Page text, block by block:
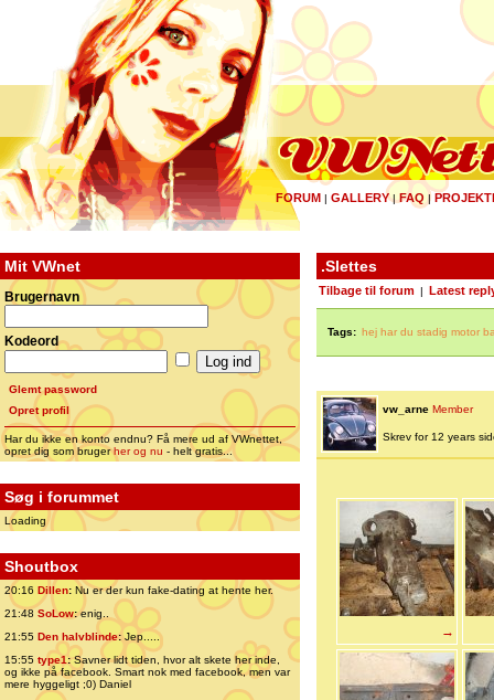
FORUM | GALLERY|FAQ |
Mit VWnet
Brugernavn
Kodeord
Glemt password
Opret profil
Har du ikke en konto endnu? Få mere ud af VWnettet,
opret dig som brugerher og nu - helt gratis...
Søg i forummet
Loading
Shoutbox
20:16 Dillen: Nu er der kun fake-dating at hente her.
21:48 SoLow:enig..
21:55 Den halvblinde:Jep.....
15:55 type1:Savner lidt tiden, hvor alt skete her inde,
og ikke på facebook. Smart nok med facebook, men var
mere hyggeligt ;0) Daniel
.Slettes
Tilbage til forum Latest
Tags: hej har du stadig motor
vw_arne Member
Skrev for 12 years
→